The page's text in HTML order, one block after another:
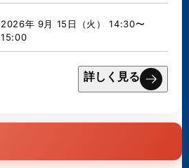
2026年 9月 15日（火） 14:30〜
15:00
詳しく見る